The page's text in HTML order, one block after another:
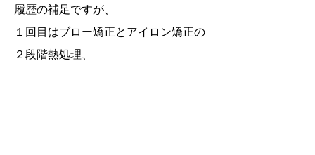
履歴の補足ですが、
１回目はブロー矯正とアイロン矯正の
２段階熱処理、